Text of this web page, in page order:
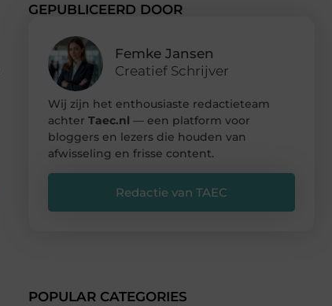
GEPUBLICEERD DOOR
Femke Jansen
Creatief Schrijver
Wij zijn het enthousiaste redactieteam
achter Taec.nl — een platform voor
bloggers en lezers die houden van
afwisseling en frisse content.
Redactie van TAEC
POPULAR CATEGORIES